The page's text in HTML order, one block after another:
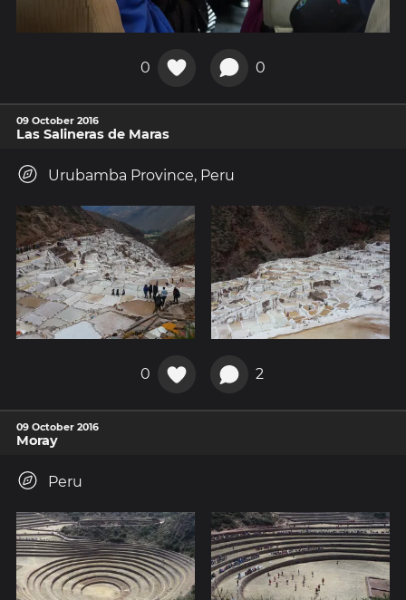
0 0
09 October 2016
Las Salineras de Maras
Urubamba Province, Peru
0 2
09 October 2016
Moray
Peru